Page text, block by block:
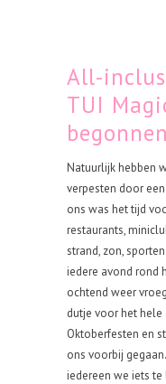
All-
TUI
begonnen
Natuurlijk hebben
verpesten door
ons was het tijd
restaurants,
strand, zon,
iedere avond rond
ochtend weer
dutje voor het hele
Oktoberfesten en
ons voorbij
iedereen we iets